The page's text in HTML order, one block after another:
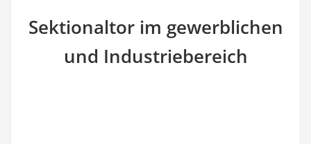
Sektionaltor im gewerblichen
und Industriebereich